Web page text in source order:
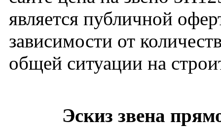
является публичной
зависимости от
общей ситуации на
Эскиз звена